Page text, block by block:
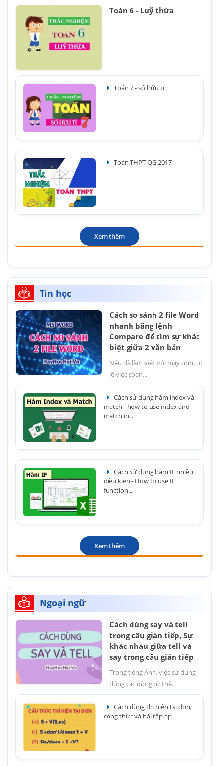
Toán 6 - Luỹ thừa
Toán 7 - số hữu tỉ
Toán THPT QG 2017
Xem thêm
Tin học
Cách so sánh 2 file Word
nhanh bằng lệnh
Compare để tìm sự khác
biệt giữa 2 văn bản
Nếu đã làm việc với máy tính, có
lẽ việc soạn...
Cách sử dụng hàm index và
match - how to use index and
match in...
Cách sử dụng hàm IF nhiều
điều kiện - How to use IF
function...
Xem thêm
Ngoại ngữ
Cách dùng say và tell
trong câu gián tiếp, Sự
khác nhau giữa tell và
say trong câu gián tiếp
Trong tiếng Anh, việc sử dụng
đúng các động từ thể...
Cách dùng thì hiện tại đơn,
công thức và bài tập áp...